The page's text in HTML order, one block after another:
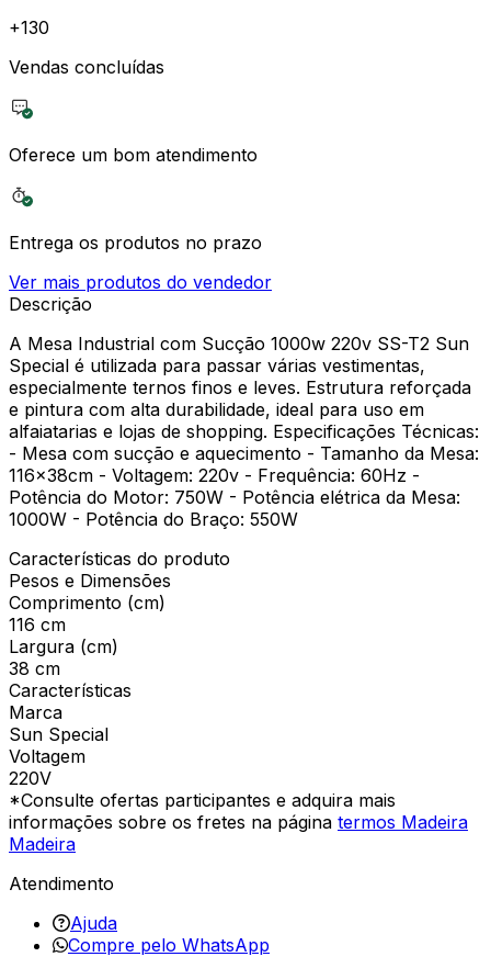
+130
Vendas concluídas
Oferece um bom atendimento
Entrega os produtos no prazo
Ver mais produtos do vendedor
Descrição
A Mesa Industrial com Sucção 1000w 220v SS-T2 Sun
Special é utilizada para passar várias vestimentas,
especialmente ternos finos e leves. Estrutura reforçada
e pintura com alta durabilidade, ideal para uso em
alfaiatarias e lojas de shopping. Especificações Técnicas:
- Mesa com sucção e aquecimento - Tamanho da Mesa:
116x38cm - Voltagem: 220v - Frequência: 60Hz -
Potência do Motor: 750W - Potência elétrica da Mesa:
1000W - Potência do Braço: 550W
Características do produto
Pesos e Dimensões
Comprimento (cm)
116 cm
Largura (cm)
38 cm
Características
Marca
Sun Special
Voltagem
220V
*Consulte ofertas participantes e adquira mais
informações sobre os fretes na página termos Madeira
Madeira
Atendimento
Ajuda
Compre pelo WhatsApp